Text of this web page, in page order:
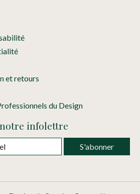
et retours
du Design
infolettre
S'abonner